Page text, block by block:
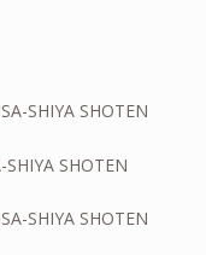
SHOTEN